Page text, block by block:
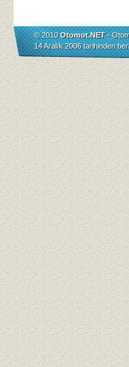
© 2010Otomot.NET-
14 Aralık 2006 tarihinden